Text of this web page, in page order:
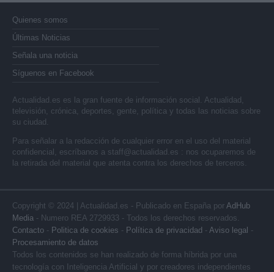
Quienes somos
Últimas Noticias
Señala una noticia
Síguenos en Facebook
Actualidad.es es la gran fuente de información social. Actualidad,
televisión, crónica, deportes, gente, política y todas las noticias sobre
su ciudad.
Para señalar a la redacción de cualquier error en el uso del material
confidencial, escríbanos a staff@actualidad.es : nos ocuparemos de
la retirada del material que atenta contra los derechos de terceros.
Copyright © 2024 | Actualidad.es - Publicado en España por AdHub
Media - Numero REA 2729933 - Todos los derechos reservados.
Contacto - Politica de cookies - Política de privacidad - Aviso legal -
Procesamiento de datos
Todos los contenidos se han realizado de forma híbrida por una
tecnología con Inteligencia Artificial y por creadores independientes